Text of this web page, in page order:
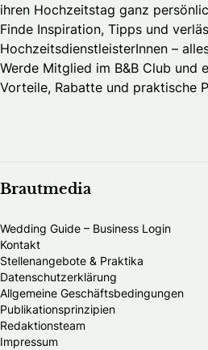
ihren Hochzeitstag ganz
Finde Inspiration, Tipps und
HochzeitsdienstleisterInnen –
Werde Mitglied im B&B Club und
Vorteile, Rabatte und praktische
Brautmedia
Wedding Guide – Business Login
Kontakt
Stellenangebote & Praktika
Datenschutzerklärung
Allgemeine Geschäftsbedingungen
Publikationsprinzipien
Redaktionsteam
Impressum